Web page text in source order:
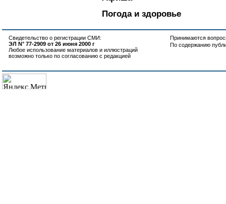
Погода и здоровье
Свидетельство о регистрации СМИ:
ЭЛ N° 77-2909 от 26 июня 2000 г
Любое использование материалов и иллюстраций
возможно только по согласованию с редакцией
Принимаются
По содержанию